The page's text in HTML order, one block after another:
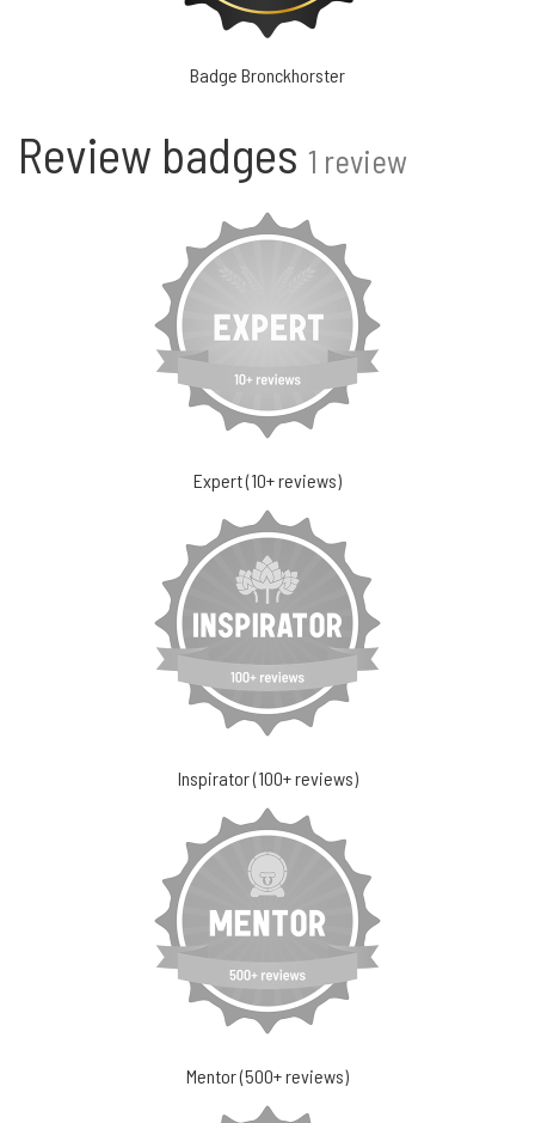
Badge Bronckhorster
Review badges 1 review
Expert (10+ reviews)
Inspirator (100+ reviews)
Mentor (500+ reviews)